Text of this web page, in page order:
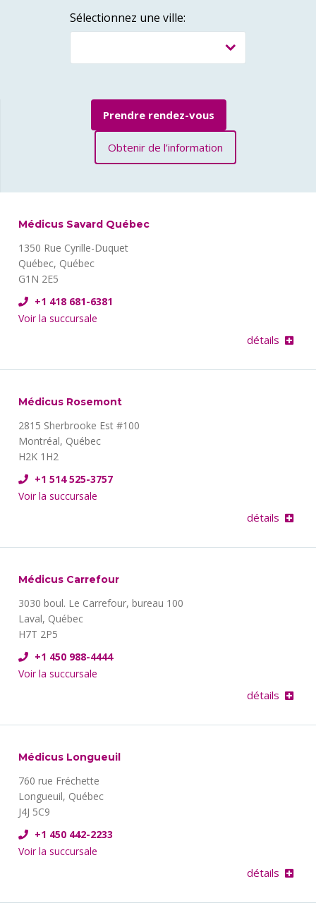
Sélectionnez une ville:
Prendre rendez-vous
Obtenir de l’information
Médicus Savard Québec
1350 Rue Cyrille-Duquet
Québec, Québec
G1N 2E5
+1 418 681-6381
détails
Voir la succursale
Médicus Rosemont
2815 Sherbrooke Est #100
Montréal, Québec
H2K 1H2
+1 514 525-3757
détails
Voir la succursale
Médicus Carrefour
3030 boul. Le Carrefour, bureau 100
Laval, Québec
H7T 2P5
+1 450 988-4444
détails
Voir la succursale
Médicus Longueuil
760 rue Fréchette
Longueuil, Québec
J4J 5C9
+1 450 442-2233
détails
Voir la succursale